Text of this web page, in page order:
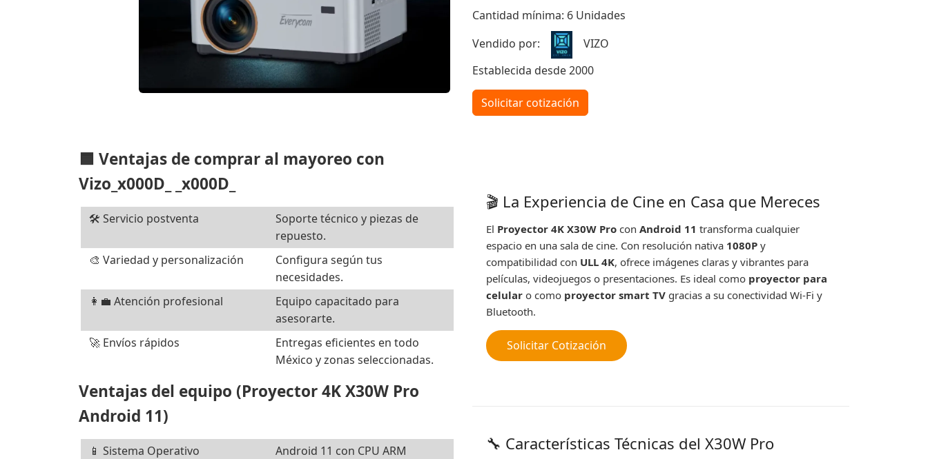
Cantidad mínima: 6 Unidades
Vendido por:
VIZO
Establecida desde 2000
Solicitar cotización
🟦 Ventajas de comprar al mayoreo con
Vizo_x000D_ _x000D_
🛠️ Servicio postventa
Soporte técnico y piezas de
repuesto.
🎨 Variedad y personalización
Configura según tus
necesidades.
👩‍💼 Atención profesional
Equipo capacitado para
asesorarte.
🚀 Envíos rápidos
Entregas eficientes en todo
México y zonas seleccionadas.
Ventajas del equipo (Proyector 4K X30W Pro
Android 11)
📱 Sistema Operativo
Android 11 con CPU ARM
🎬 La Experiencia de Cine en Casa que Mereces
El Proyector 4K X30W Pro con Android 11 transforma cualquier
espacio en una sala de cine. Con resolución nativa 1080P y
compatibilidad con ULL 4K, ofrece imágenes claras y vibrantes para
películas, videojuegos o presentaciones. Es ideal como proyector para
celular o como proyector smart TV gracias a su conectividad Wi-Fi y
Bluetooth.
Solicitar Cotización
🔧 Características Técnicas del X30W Pro